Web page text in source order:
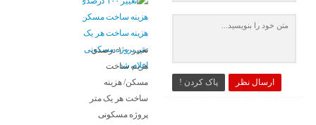
ارسال نظر پاک کردن !
تغییر ۱۰۰ درصدی
هزینه ساخت
مسکن/ هزینه
ساخت هر یک متر
پروژه مسکونی